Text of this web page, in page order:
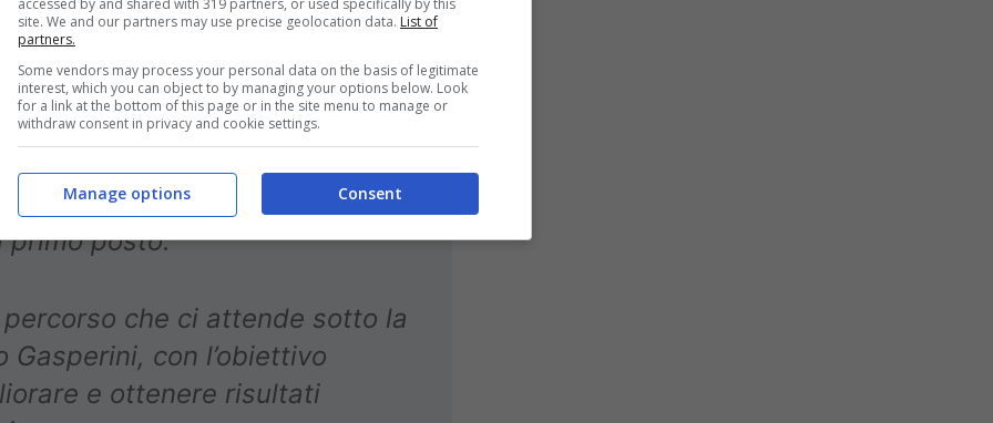
momento molto difficile e
sforzi.
direzione è chiara. Il Club è
e una visione ben definita.
primo posto.
che ci attende sotto la
con l’obiettivo
e ottenere risultati
accessed by and shared with 319 partners, or used specifically by this
site. We and our partners may use precise geolocation data. List of
partners.
Some vendors may process your personal data on the basis of legitimate
interest, which you can object to by managing your options below. Look
for a link at the bottom of this page or in the site menu to manage or
withdraw consent in privacy and cookie settings.
Consent
Manage options